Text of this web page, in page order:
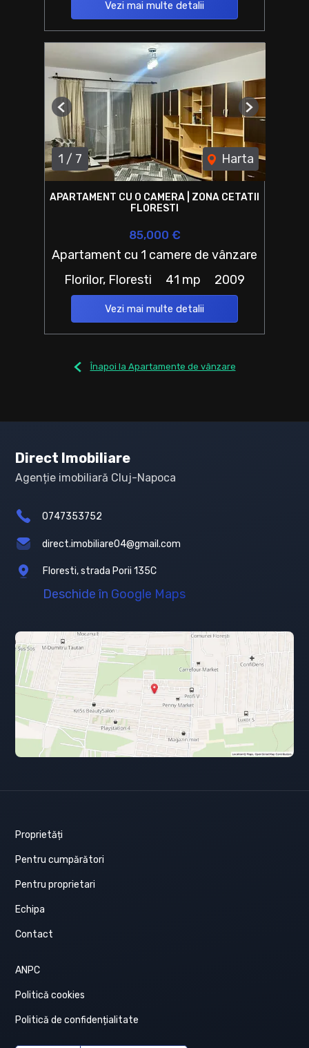
Vezi mai multe detalii
1 / 7 Harta
Previous Next
APARTAMENT CU O CAMERA | ZONA CETATII
FLORESTI
85,000 €
Apartament cu 1 camere de vânzare
Florilor, Floresti
41 mp 2009
Vezi mai multe detalii
Înapoi la Apartamente de vânzare
Direct Imobiliare
Agenție imobiliară Cluj-Napoca
0747353752
direct.imobiliare04@gmail.com
Floresti, strada Porii 135C
Deschide în Google Maps
Proprietăți
Pentru cumpărători
Pentru proprietari
Echipa
Contact
ANPC
Politică cookies
Politică de confidențialitate